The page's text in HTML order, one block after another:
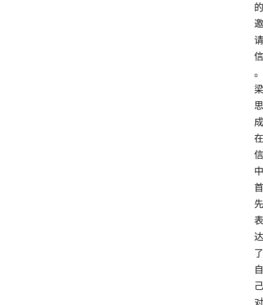
的
邀
请
信
。
梁
思
成
在
信
中
首
先
表
达
了
自
己
对